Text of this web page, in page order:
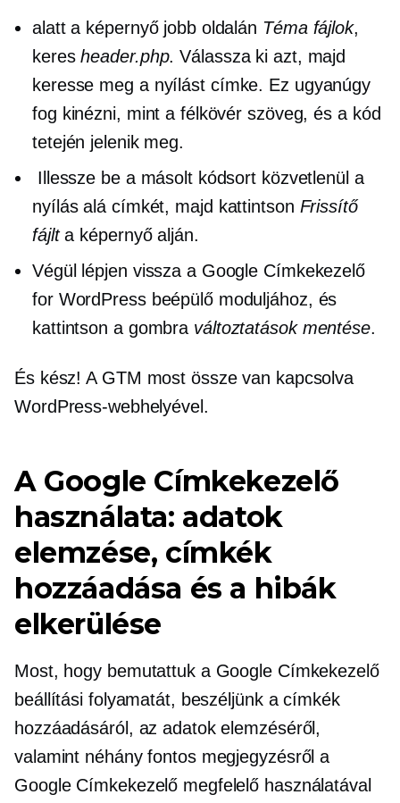
alatt a képernyő jobb oldalán Téma fájlok,
keresheader.php. Válassza ki azt, majd
keresse meg a nyílást címke. Ez ugyanúgy
fog kinézni, mint a félkövér szöveg, és a kód
tetején jelenik meg.
Illessze be a másolt kódsort közvetlenül a
nyílás alá címkét, majd kattintson Frissítő
fájlta képernyő alján.
Végül lépjen vissza a Google Címkekezelő
for WordPress beépülő moduljához, és
kattintson a gombra változtatások mentése.
És kész! A GTM most össze van kapcsolva
WordPress-webhelyével.
A Google Címkekezelő
használata: adatok
elemzése, címkék
hozzáadása és a hibák
elkerülése
Most, hogy bemutattuk a Google Címkekezelő
beállítási folyamatát, beszéljünk a címkék
hozzáadásáról, az adatok elemzéséről,
valamint néhány fontos megjegyzésről a
Google Címkekezelő megfelelő használatával